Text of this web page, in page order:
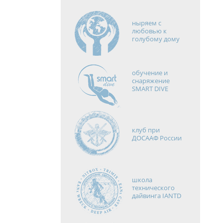
ныряем с
любовью к
голубому дому
обучение и
снаряжение
SMART DIVE
клуб при
ДОСААФ России
школа
технического
дайвинга IANTD